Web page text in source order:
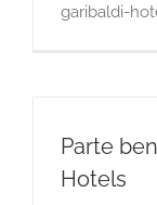
garibaldi-
Parte
Hotels